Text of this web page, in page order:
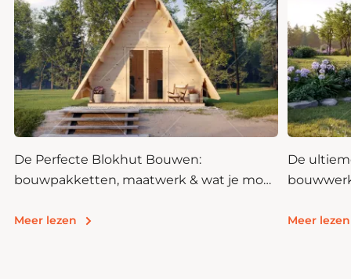
De Perfecte Blokhut Bouwen:
bouwpakketten, maatwerk & wat je moet
Meer lezen
De
Meer lezen